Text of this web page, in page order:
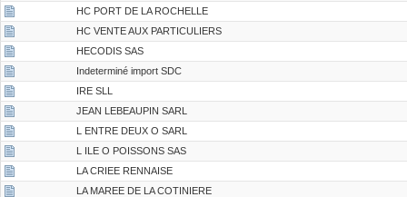
HC PORT DE LA ROCHELLE
HC VENTE AUX PARTICULIERS
HECODIS SAS
Indeterminé import SDC
IRE SLL
JEAN LEBEAUPIN SARL
L ENTRE DEUX O SARL
L ILE O POISSONS SAS
LA CRIEE RENNAISE
LA MAREE DE LA COTINIERE